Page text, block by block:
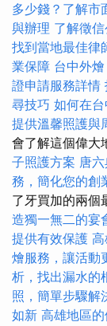
多少錢？了解市
與辦理 了解徵
找到當地最佳律
業保障 台中外
證申請服務詳情
尋技巧 如何在
提供溫馨照護與
會了解這個偉大
子照護方案 唐
務，簡化您的創
了牙買加的兩個
造獨一無二的宴
提供有效保護
燴服務，讓活動
析，找出漏水的
照，簡單步驟解
如新 高雄地區